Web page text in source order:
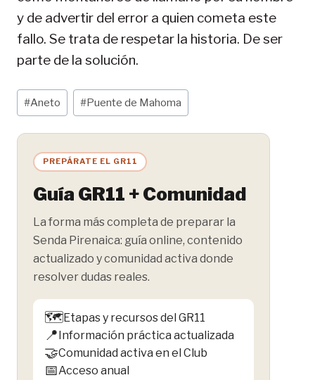
y de advertir del error a quien cometa este
fallo. Se trata de respetar la historia. De ser
parte de la solución.
Etiquetas
de
la
entrada:
#Aneto #Puente de Mahoma
PREPÁRATE EL GR11
Guía GR11 + Comunidad
La forma más completa de preparar la
Senda Pirenaica: guía online, contenido
actualizado y comunidad activa donde
resolver dudas reales.
🗺️Etapas y recursos del GR11
📍Información práctica actualizada
🤝Comunidad activa en el Club
📅Acceso anual